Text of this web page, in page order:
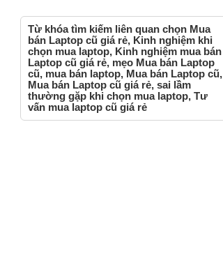
Từ khóa tìm kiếm liên quan chọn Mua
bán Laptop cũ giá rẻ, Kinh nghiệm khi
chọn mua laptop, Kinh nghiệm mua bán
Laptop cũ giá rẻ, mẹo Mua bán Laptop
cũ, mua bán laptop, Mua bán Laptop cũ,
Mua bán Laptop cũ giá rẻ, sai lầm
thường gặp khi chọn mua laptop, Tư
vấn mua laptop cũ giá rẻ